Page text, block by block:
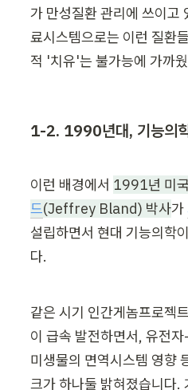
가 만성질환 관리에 쓰이고
료시스템으로는 이런 질환
적 '치유'는 불가능에 가까
1-2. 1990년대, 기능의
이런 배경에서 1991년 미
드(Jeffrey Bland) 박사가
설립하면서 현대 기능의학
다.
같은 시기 인간게놈프로젝
이 급속 발전하면서, 유전
미생물의 면역시스템 영향
크가 하나둘 밝혀졌습니다.